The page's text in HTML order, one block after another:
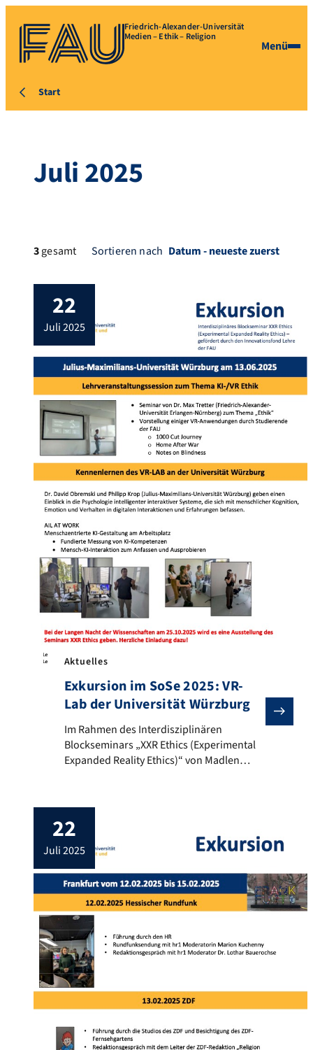
Friedrich-Alexander-Universität
Medien – Ethik – Religion
Menü
Start
Juli 2025
3gesamt Sortieren nach
22
juli 2025
Aktuelles
Exkursion im SoSe 2025: VR-
Lab der Universität Würzburg
Im Rahmen des Interdisziplinären Blockseminars
Im Rahmen des Interdisziplinären
Blockseminars „XXR Ethics (Experimental
Expanded Reality Ethics)“ von Madlen
Digitale Theologie), Dr. Tabea Ott und Dr.
Max Tretter (Lehrstuhl für Systematische
Theologie II (Ethik), das durch den
Innovationsfond Lehre der FAU gefördert
wird, gab es am 13. Juni 2025 eine
interdisziplinäre Exkursion der Friedrich-
Alexander-Universität Erlangen-Nürnberg
und der Julius-Maximilians-Universität […]
22
juli 2025